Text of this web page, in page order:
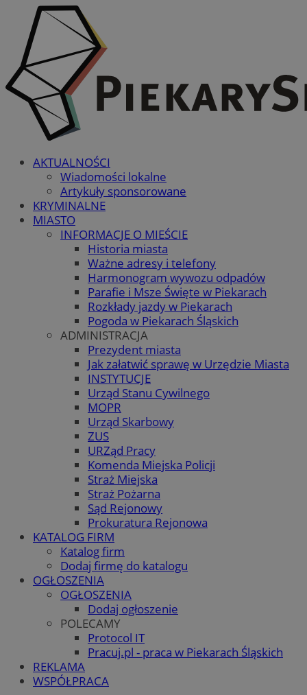
AKTUALNOŚCI
Wiadomości lokalne
Artykuły sponsorowane
KRYMINALNE
MIASTO
INFORMACJE O MIEŚCIE
Historia miasta
Ważne adresy i telefony
Harmonogram wywozu odpadów
Parafie i Msze Święte w Piekarach
Rozkłady jazdy w Piekarach
Pogoda w Piekarach Śląskich
ADMINISTRACJA
Prezydent miasta
Jak załatwić sprawę w Urzędzie Miasta
INSTYTUCJE
Urząd Stanu Cywilnego
MOPR
Urząd Skarbowy
ZUS
URZąd Pracy
Komenda Miejska Policji
Straż Miejska
Straż Pożarna
Sąd Rejonowy
Prokuratura Rejonowa
KATALOG FIRM
Katalog firm
Dodaj firmę do katalogu
OGŁOSZENIA
OGŁOSZENIA
Dodaj ogłoszenie
POLECAMY
Protocol IT
Pracuj.pl - praca w Piekarach Śląskich
REKLAMA
WSPÓŁPRACA